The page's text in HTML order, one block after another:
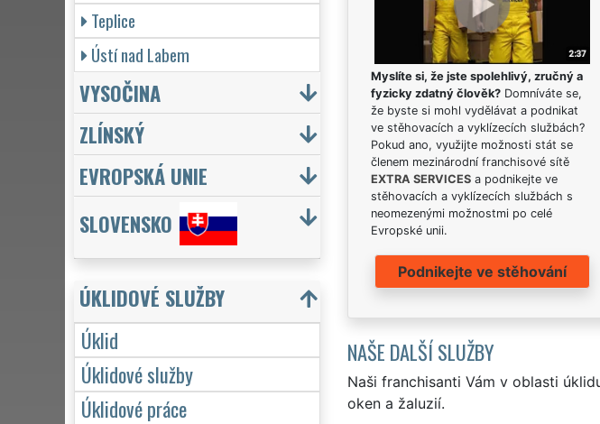
Myslíte si, že jste spolehlivý, zručný a
fyzicky zdatný člověk?Domníváte se,
že byste si mohl vydělávat a podnikat
ve stěhovacích a vyklízecích službách?
Pokud ano, využijte možnosti stát se
členem mezinárodní franchisové sítě
EXTRA SERVICESa podnikejte ve
stěhovacích a vyklízecích službách s
neomezenými možnostmi po celé
Evropské unii.
Podnikejte ve stěhování
NAŠE DALŠÍ SLUŽBY
Naši franchisanti Vám v oblasti
oken a žaluzií.
Teplice
Ústí nad Labem
VYSOČINA
ZLÍNSKÝ
EVROPSKÁ UNIE
SLOVENSKO
ÚKLIDOVÉ SLUŽBY
Úklid
Úklidové služby
Úklidové práce